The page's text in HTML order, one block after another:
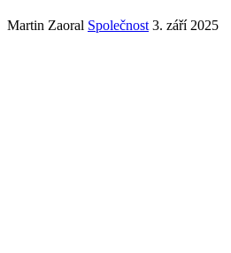
Martin Zaoral Společnost 3. září 2025